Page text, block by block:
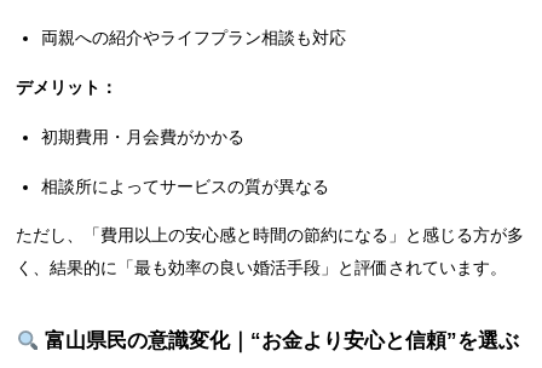
両親への紹介やライフプラン相談も対応
デメリット：
初期費用・月会費がかかる
相談所によってサービスの質が異なる
ただし、「費用以上の安心感と時間の節約になる」と感じる方が多
く、結果的に「最も効率の良い婚活手段」と評価されています。
富山県民の意識変化｜“お金より安心と信頼”を選ぶ